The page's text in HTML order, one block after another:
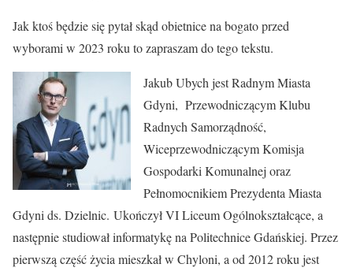
Jak ktoś będzie się pytał skąd obietnice na bogato przed
wyborami w 2023 roku to zapraszam do tego tekstu.
Jakub Ubych jest Radnym Miasta
Gdyni, Przewodniczącym Klubu
Radnych Samorządność,
Wiceprzewodniczącym Komisja
Gospodarki Komunalnej oraz
Pełnomocnikiem Prezydenta Miasta
Gdyni ds. Dzielnic. Ukończył VI Liceum Ogólnokształcące, a
następnie studiował informatykę na Politechnice Gdańskiej. Przez
pierwszą część życia mieszkał w Chyloni, a od 2012 roku jest